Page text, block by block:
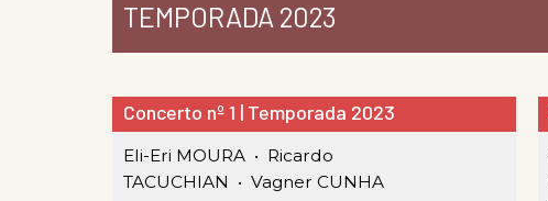
TEMPORADA 2023
Concerto nº 1 | Temporada 2023
Eli-Eri MOURA • Ricardo
TACUCHIAN • Vagner CUNHA